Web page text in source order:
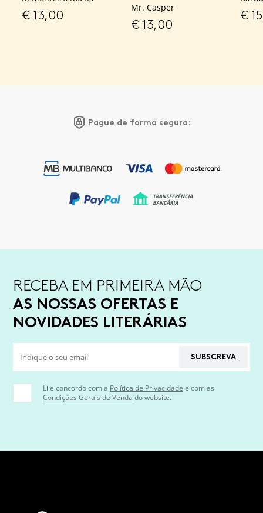
€13,00
Mr. Casper
€13,00
€
Pague de forma segura:
RECEBA EM PRIMEIRA MÃO
AS NOSSAS OFERTAS E
NOVIDADES LITERÁRIAS
SUBSCREVA
Li e concordo com a Política de Privacidade e com as
Condições Gerais de Venda do website.